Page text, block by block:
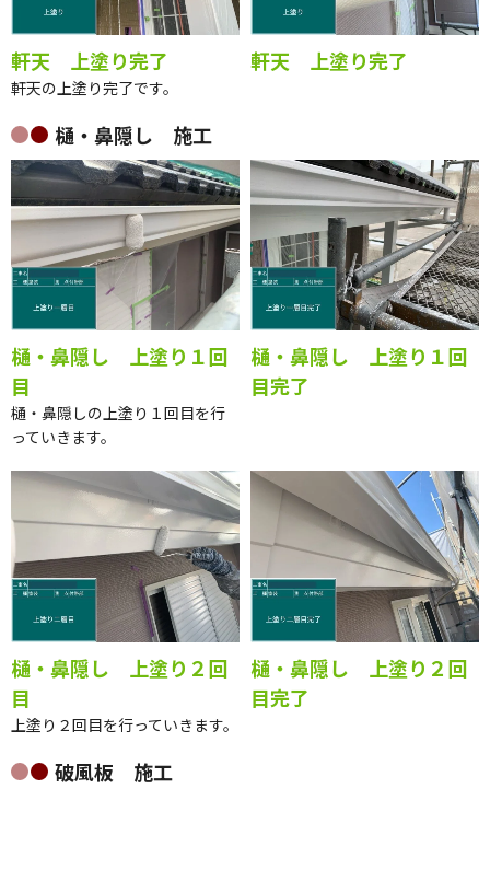
軒天 上塗り完了 軒天 上塗り完了
樋・鼻隠し 施工
樋・鼻隠し 上塗り１回
目
樋・鼻隠しの上塗り１回目を行
樋・鼻隠し 上塗り１回
目完了
樋・鼻隠し 上塗り２回
目
樋・鼻隠し 上塗り２回
目完了
破風板 施工